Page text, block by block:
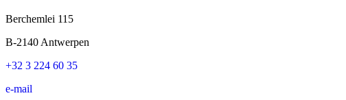
Berchemlei 115
B-2140 Antwerpen
+32 3 224 60 35
e-mail